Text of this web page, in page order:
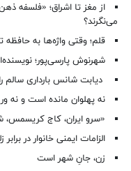
از مغز تا اشراق؛ «فلسفه
می‌نگرند؟
قلم؛ وقتی واژه‌ها به حافظه
شهرنوش پارسی‌پور؛
دیابت شانس بارداری
نه پهلوان مانده است و نه
«سرو ایران، کاج کریسمس،
الزامات ایمنی خانوار در برابر
زن، جانِ شهر است